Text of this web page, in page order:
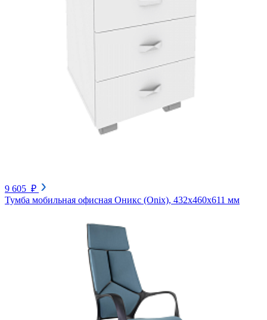
9 605 ₽
Тумба мобильная офисная Оникс (Onix), 432х460х611 мм